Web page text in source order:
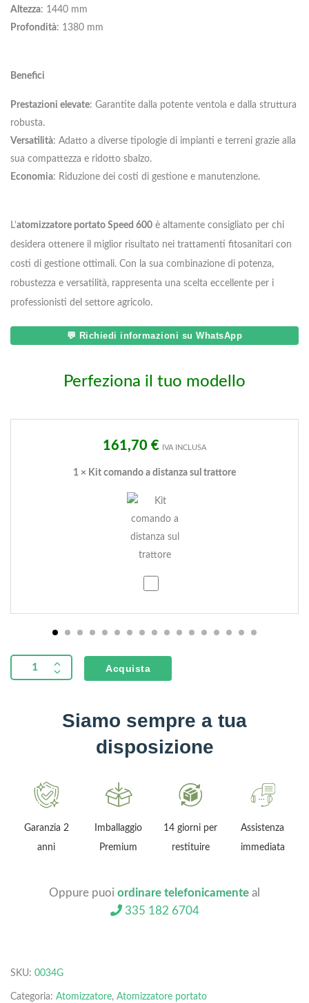
Altezza: 1440 mm
Profondità: 1380 mm
Benefici
Prestazioni elevate: Garantite dalla potente ventola e dalla struttura
robusta.
Versatilità: Adatto a diverse tipologie di impianti e terreni grazie alla
sua compattezza e ridotto sbalzo.
Economia: Riduzione dei costi di gestione e manutenzione.
L’atomizzatore portato Speed 600 è altamente consigliato per chi
desidera ottenere il miglior risultato nei trattamenti fitosanitari con
costi di gestione ottimali. Con la sua combinazione di potenza,
robustezza e versatilità, rappresenta una scelta eccellente per i
professionisti del settore agricolo.
💬 Richiedi informazioni su WhatsApp
Perfeziona il tuo modello
distanza
sul
trattore
1 × Kit comando a distanza sul trattore
161,70 € IVA INCLUSA
Acquista
Siamo sempre a tua
disposizione
Garanzia 2
anni
Imballaggio
Premium
14 giorni per
restituire
Assistenza
immediata
Oppure puoi ordinare telefonicamente al
335 182 6704
SKU: 0034G
Categoria: Atomizzatore, Atomizzatore portato